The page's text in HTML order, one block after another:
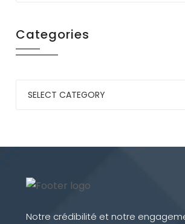
Categories
Notre crédibilité et notre